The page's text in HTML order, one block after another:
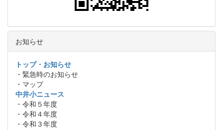
お知らせ
トップ・お知らせ
・緊急時のお知らせ
・マップ
中井小ニュース
・令和５年度
・令和４年度
・令和３年度